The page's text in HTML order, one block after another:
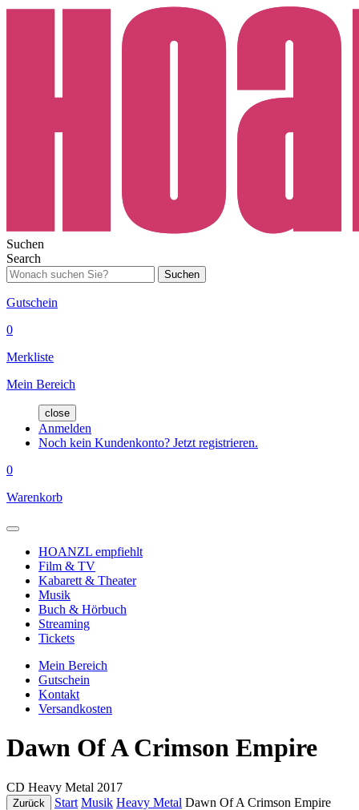
Suchen
Search
Suchen
Gutschein
0
Merkliste
Mein Bereich
close
Anmelden
Noch kein Kundenkonto? Jetzt registrieren.
0
Warenkorb
HOANZL empfiehlt
Film & TV
Kabarett & Theater
Musik
Buch & Hörbuch
Streaming
Tickets
Mein Bereich
Gutschein
Kontakt
Versandkosten
Dawn Of A Crimson Empire
CD Heavy Metal 2017
Zurück Start Musik Heavy Metal Dawn Of A Crimson Empire